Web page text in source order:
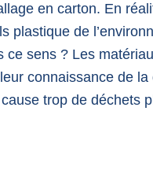
en carton. En
plastique de
ce sens ? Les
connaissance de
trop de déchets